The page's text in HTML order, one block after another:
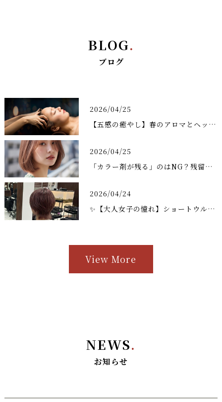
BLOG.
ブログ
2026/04/25
【五感の癒やし】春のアロマとヘッドスパで、自律神経をチューニング🎼🌷
2026/04/25
「カラー剤が残る」のはNG？残留アルカリを除去して1ヶ月後の髪を変える
2026/04/24
✨【大人女子の憧れ】ショートウルフ×深みピンクブラウンで、洗練されたこなれ髪へ✨
View More
NEWS.
お知らせ